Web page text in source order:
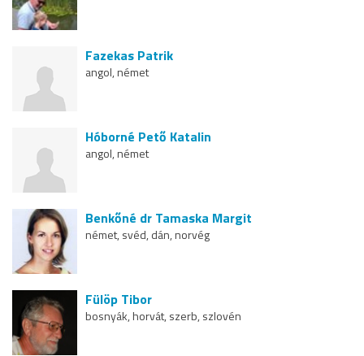
Fazekas Patrik
angol, német
Hóborné Pető Katalin
angol, német
Benkőné dr Tamaska Margit
német, svéd, dán, norvég
Fülöp Tibor
bosnyák, horvát, szerb, szlovén